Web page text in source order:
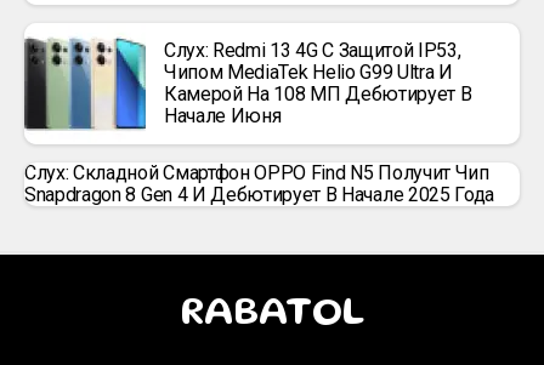
Слух: Redmi 13 4G С Защитой IP53,
Чипом MediaTek Helio G99 Ultra И
Камерой На 108 МП Дебютирует В
Начале Июня
Слух: Складной Смартфон OPPO Find N5 Получит Чип
Snapdragon 8 Gen 4 И Дебютирует В Начале 2025 Года
RABATOL